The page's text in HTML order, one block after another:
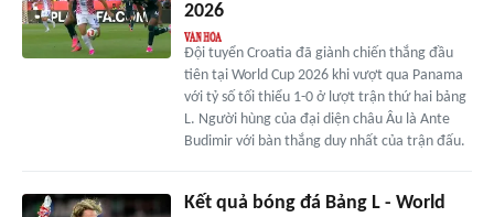
2026
Đội tuyển Croatia đã giành chiến thắng đầu
tiên tại World Cup 2026 khi vượt qua Panama
với tỷ số tối thiểu 1-0 ở lượt trận thứ hai bảng
L. Người hùng của đại diện châu Âu là Ante
Budimir với bàn thắng duy nhất của trận đấu.
Kết quả bóng đá Bảng L - World